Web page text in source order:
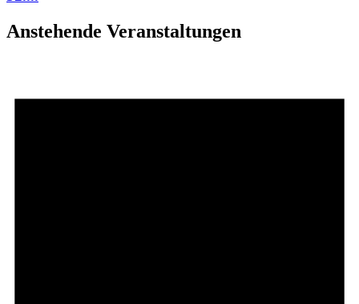
Anstehende Veranstaltungen